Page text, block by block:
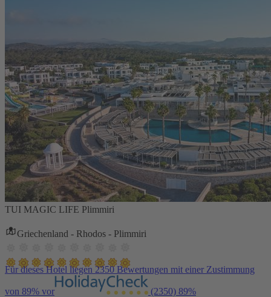
TUI MAGIC LIFE Plimmiri
Griechenland - Rhodos - Plimmiri
Für dieses Hotel liegen 2350 Bewertungen mit einer Zustimmung
von 89% vor (2350) 89%